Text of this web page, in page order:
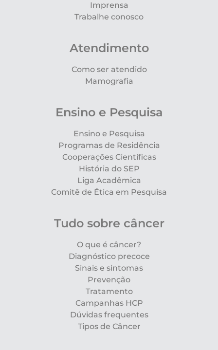
Imprensa
Trabalhe conosco
Atendimento
Como ser atendido
Mamografia
Ensino e Pesquisa
Ensino e Pesquisa
Programas de Residência
Cooperações Científicas
História do SEP
Liga Acadêmica
Comitê de Ética em Pesquisa
Tudo sobre câncer
O que é câncer?
Diagnóstico precoce
Sinais e sintomas
Prevenção
Tratamento
Campanhas HCP
Dúvidas frequentes
Tipos de Câncer